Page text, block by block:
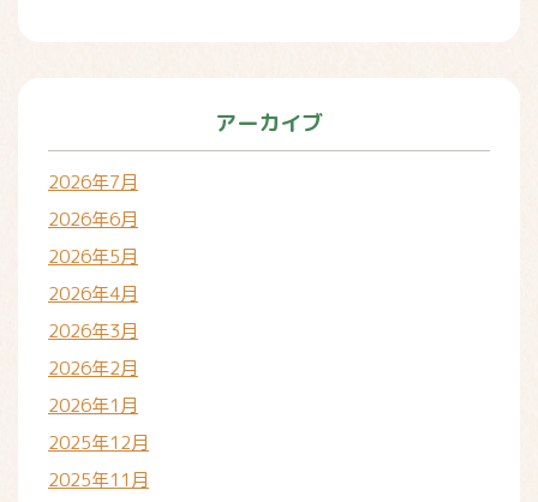
アーカイブ
2026年7月
2026年6月
2026年5月
2026年4月
2026年3月
2026年2月
2026年1月
2025年12月
2025年11月